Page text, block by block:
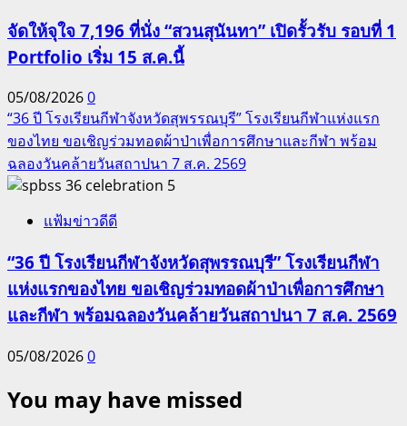
จัดให้จุใจ 7,196 ที่นั่ง “สวนสุนันทา” เปิดรั้วรับ รอบที่ 1
Portfolio เริ่ม 15 ส.ค.นี้
05/08/20260
“36 ปี โรงเรียนกีฬาจังหวัดสุพรรณบุรี” โรงเรียนกีฬาแห่งแรก
ของไทย ขอเชิญร่วมทอดผ้าป่าเพื่อการศึกษาและกีฬา พร้อม
ฉลองวันคล้ายวันสถาปนา 7 ส.ค. 2569
5
แฟ้มข่าวดีดี
“36 ปี โรงเรียนกีฬาจังหวัดสุพรรณบุรี” โรงเรียนกีฬา
แห่งแรกของไทย ขอเชิญร่วมทอดผ้าป่าเพื่อการศึกษา
และกีฬา พร้อมฉลองวันคล้ายวันสถาปนา 7 ส.ค. 2569
05/08/20260
You may have missed